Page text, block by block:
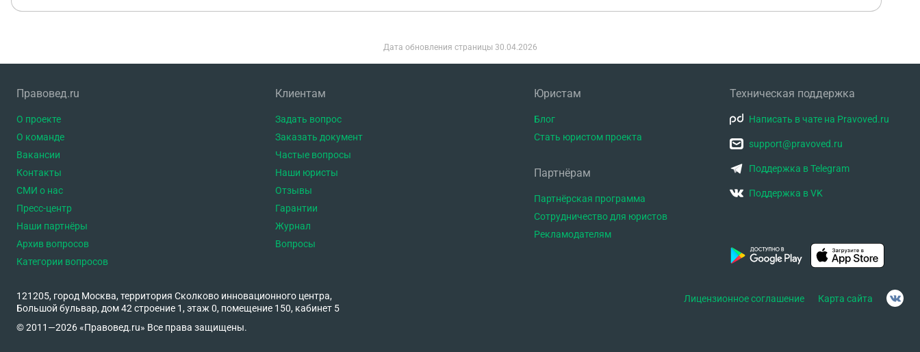
Дата обновления страницы 30.04.2026
Правовед.ru
О проекте
О команде
Вакансии
Контакты
СМИ о нас
Пресс-центр
Наши партнёры
Архив вопросов
Категории вопросов
Клиентам
Задать вопрос
Заказать документ
Частые вопросы
Наши юристы
Отзывы
Гарантии
Журнал
Вопросы
Юристам
Блог
Стать юристом проекта
Партнёрам
Партнёрская программа
Сотрудничество для юристов
Рекламодателям
Техническая поддержка
Написать в чате на Pravoved.ru
support@pravoved.ru
Поддержка в Telegram
Поддержка в VK
121205, город Москва, территория Сколково инновационного центра,
Большой бульвар, дом 42 строение 1, этаж 0, помещение 150, кабинет 5
© 2011—2026 «Правовед.ru» Все права защищены.
Лицензионное соглашение Карта сайта